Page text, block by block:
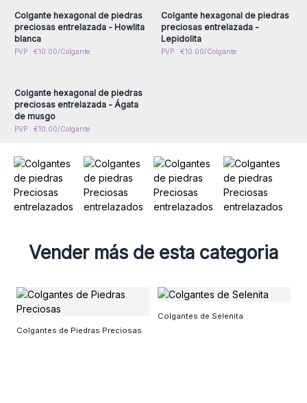
Colgante hexagonal de piedras
preciosas entrelazada - Howlita
blanca
PVP : €10.00/Colgante
Colgante hexagonal de piedras
preciosas entrelazada -
Lepidolita
PVP : €10.00/Colgante
Inicie sesión o regístrese
Colgante hexagonal de piedras
preciosas entrelazada - Ágata
de musgo
PVP : €10.00/Colgante
Vender más de esta categoria
Colgantes de Piedras Preciosas
Colgantes de Selenita